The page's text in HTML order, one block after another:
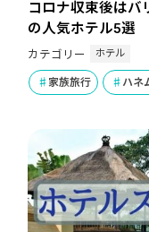
コロナ収束後はバ
の人気ホテル5選
カテゴリー ホテル
家族旅行 ハネ